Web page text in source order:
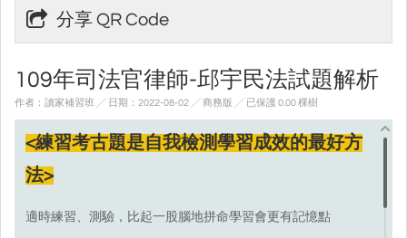
分享 QR Code
109年司法官律師-邱宇民法試題解析
作者：讀家補習班 ╱ 日期：2022-08-02 ╱ 商務版 ╱ 已保護 0.00 棵樹
<練習考古題是自我檢測學習成效的最好方
法>
適時練習、測驗，比起一股腦地拼命學習會更有記憶點